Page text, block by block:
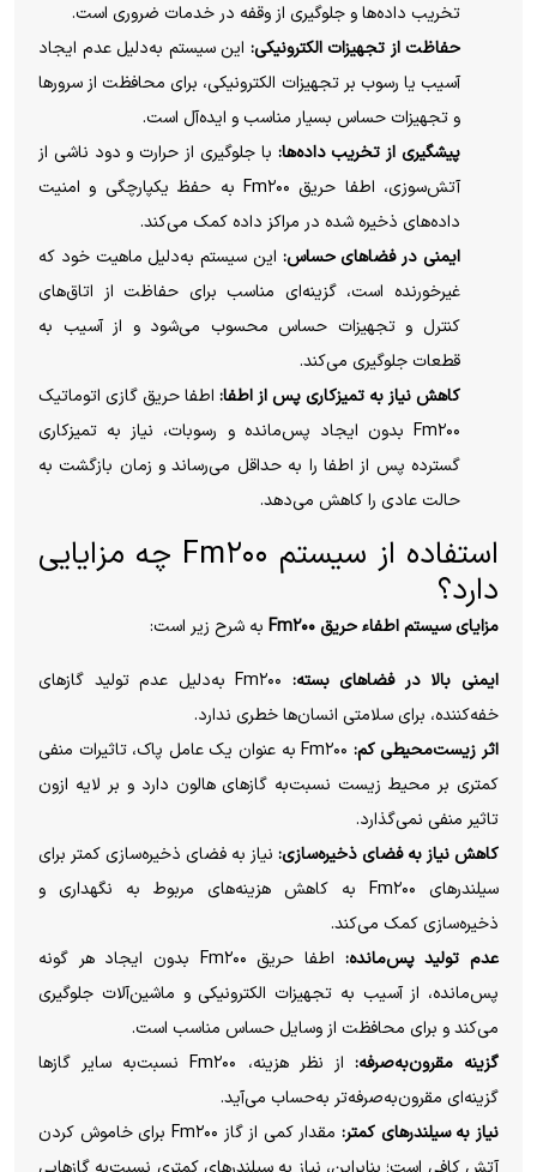
تخریب داده‌ها و جلوگیری از وقفه در خدمات ضروری است.
حفاظت از تجهیزات الکترونیکی: این سیستم به‌دلیل عدم ایجاد
آسیب یا رسوب بر تجهیزات الکترونیکی، برای محافظت از سرورها
و تجهیزات حساس بسیار مناسب و ایده‌آل است.
پیشگیری از تخریب داده‌ها: با جلوگیری از حرارت و دود ناشی از
آتش‌سوزی، اطفا حریق Fm۲۰۰ به حفظ یکپارچگی و امنیت
داده‌های ذخیره ‌شده در مراکز داده کمک می‌کند.
ایمنی در فضاهای حساس: این سیستم به‌دلیل ماهیت خود که
غیرخورنده است، گزینه‌ای مناسب برای حفاظت از اتاق‌های
کنترل و تجهیزات حساس محسوب می‌شود و از آسیب به
قطعات جلوگیری می‌کند.
کاهش نیاز به تمیزکاری پس از اطفا: اطفا حریق گازی اتوماتیک
Fm۲۰۰ بدون ایجاد پس‌مانده و رسوبات، نیاز به تمیزکاری
گسترده پس از اطفا را به حداقل می‌رساند و زمان بازگشت به
حالت عادی را کاهش می‌دهد.
استفاده از سیستم Fm۲۰۰ چه مزایایی
دارد؟
مزایای سیستم اطفاء حریق Fm۲۰۰ به شرح زیر است:
ایمنی بالا در فضاهای بسته:
Fm۲۰۰ به‌دلیل عدم تولید گازهای
خفه‌کننده، برای سلامتی انسان‌ها خطری ندارد.
اثر زیست‌محیطی کم:
Fm۲۰۰ به ‌عنوان یک عامل پاک، تاثیرات منفی
کمتری بر محیط زیست نسبت‌به گازهای هالون دارد و بر لایه ازون
تاثیر منفی نمی‌گذارد.
کاهش نیاز به فضای ذخیره‌سازی: نیاز به فضای ذخیره‌سازی کمتر برای
سیلندرهای Fm۲۰۰ به کاهش هزینه‌های مربوط به نگهداری و
ذخیره‌سازی کمک می‌کند.
عدم تولید پس‌مانده:
اطفا حریق Fm۲۰۰ بدون ایجاد هر گونه
پس‌مانده، از آسیب به تجهیزات الکترونیکی و ماشین‌آلات جلوگیری
می‌کند و برای محافظت از وسایل حساس مناسب است.
گزینه مقرون‌به‌صرفه:
از نظر هزینه، Fm۲۰۰ نسبت‌به سایر گازها
گزینه‌ای مقرون‌به‌صرفه‌تر به‌حساب می‌آید.
نیاز به سیلندرهای کمتر:
مقدار کمی از گاز Fm۲۰۰ برای خاموش کردن